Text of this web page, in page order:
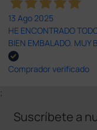
13 Ago 2025
HE ENCONTRADO
BIEN EMBALADO. MUY
Comprador verificado
;
Suscríbete a